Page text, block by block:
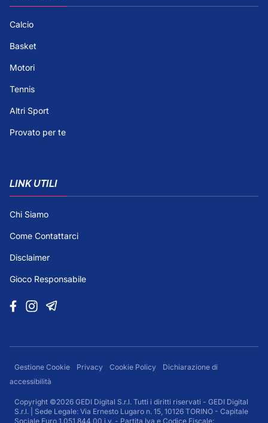
Calcio
Basket
Motori
Tennis
Altri Sport
Provato per te
LINK UTILI
Chi Siamo
Come Contattarci
Disclaimer
Gioco Responsabile
Gestione Cookie Privacy Cookie Policy
Dichiarazione di
accessibilità
Copyright ©2026 GEDI Digital S.r.l. Tutti i diritti riservati - GEDI Digital
S.r.l. | Sede Legale: Via Ernesto Lugaro n. 15, 10126 TORINO - Capitale
Sociale Euro 1.051.844,00 i.v. - Partita Iva e Codice Fiscale: